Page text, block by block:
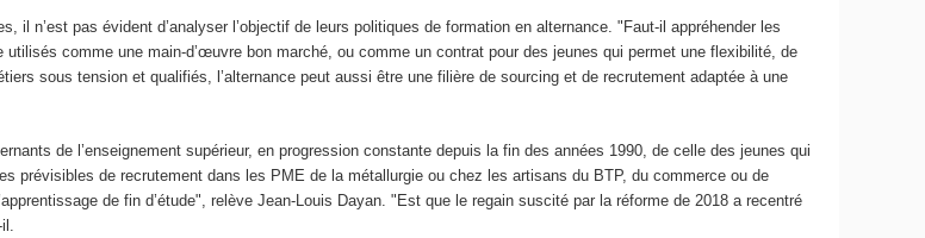
n’est pas évident d’analyser l’objectif de leurs politiques de formation en alternance. "Faut-il appréhender les
comme une main-d’œuvre bon marché, ou comme un contrat pour des jeunes qui permet une flexibilité, de
sous tension et qualifiés, l’alternance peut aussi être une filière de sourcing et de recrutement adaptée à une
de l’enseignement supérieur, en progression constante depuis la fin des années 1990, de celle des jeunes qui
prévisibles de recrutement dans les PME de la métallurgie ou chez les artisans du BTP, du commerce ou de
de fin d’étude", relève Jean-Louis Dayan. "Est que le regain suscité par la réforme de 2018 a recentré